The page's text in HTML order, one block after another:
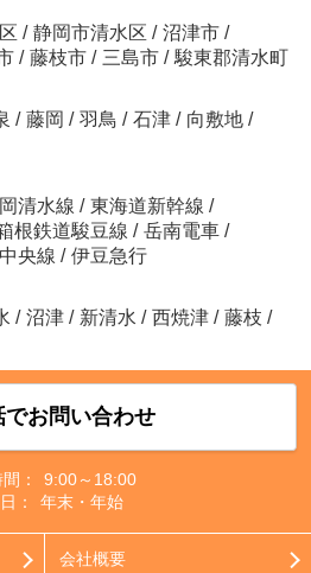
/ 静岡市清水区 / 沼津市 /
/ 藤枝市 / 三島市 / 駿東郡清水町
/ 藤岡 / 羽鳥 / 石津 / 向敷地 /
清水線 / 東海道新幹線 /
根鉄道駿豆線 / 岳南電車 /
中央線 / 伊豆急行
/ 沼津 / 新清水 / 西焼津 / 藤枝 /
でお問い合わせ
：
9:00～18:00
：
年末・年始
会社概要